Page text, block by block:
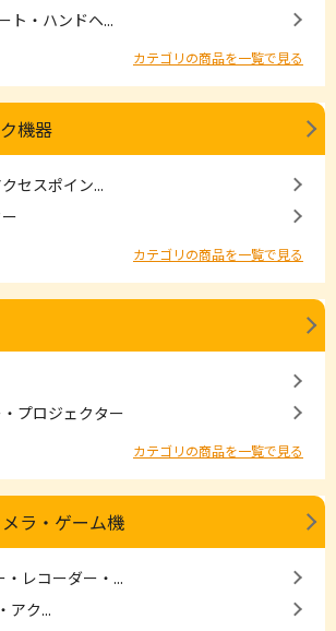
ト・ハンドヘ...
カテゴリの商品を一覧で見る
機器
セスポイン...
カテゴリの商品を一覧で見る
プロジェクター
カテゴリの商品を一覧で見る
ラ・ゲーム機
レコーダー・...
アク...